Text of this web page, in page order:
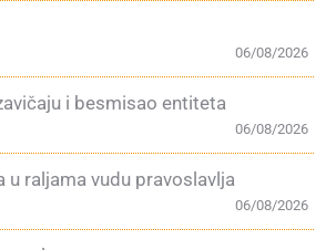
06/08/2026
i besmisao entiteta
06/08/2026
u raljama vudu pravoslavlja
06/08/2026